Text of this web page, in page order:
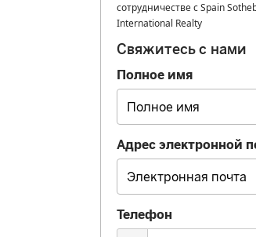
сотрудничестве с Spain
International Realty
Свяжитесь с нами
Полное имя
Адрес электронной
Телефон